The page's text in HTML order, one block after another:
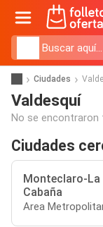
Ciudades
Valdesquí
No se encontraron
Ciudades
Monteclaro-La
Cabaña
Area